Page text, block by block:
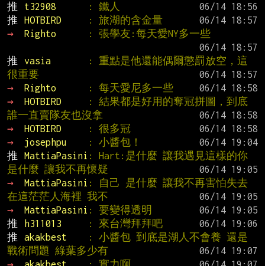
推 t32908 : 鐵人
推
HOTBIRD : 旅湖的含金量
→
Righto
: 張學友:每天愛NY多一些
推
vasia
: 重點是他還能偶爾懲罰放空，這
很重要
→
Righto : 每天愛尼多一些
→
HOTBIRD
: 結果都是好用的奪冠拼圖，到底
誰一直賣隊友也沒拿
→
HOTBIRD : 很多冠
→
josephpu : 小醬包！
推
MattiaPasini : Hart:是什麼 讓我遇見這樣的你
是什麼 讓我不再懷疑
→
MattiaPasini : 自己 是什麼 讓我不再害怕失去
在這茫茫人海裡 我不
→
MattiaPasini : 要變得透明
推
h311013 : 來台灣拜拜吧
推
akakbest
: 小醬包 到底是湖人不會養 還是
戰術問題 綠葉多少有